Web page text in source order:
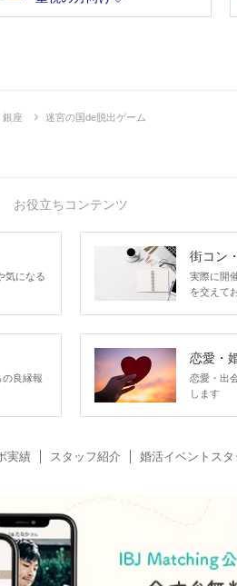
銀座 迷宮の国de脱出ゲーム
お役立ちコンテンツ
気になる
街コン
実際に開
を交えて
良縁報
恋愛・
恋愛・出
します
実績 スタッフ紹介 婚活イベントスタ